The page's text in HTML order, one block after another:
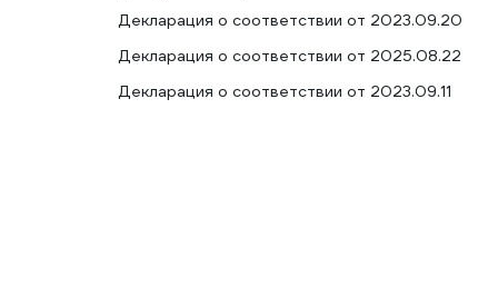
Декларация о соответствии от 2023.09.20
Декларация о соответствии от 2025.08.22
Декларация о соответствии от 2023.09.11